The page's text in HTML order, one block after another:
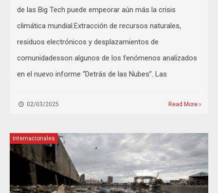
de las Big Tech puede empeorar aún más la crisis
climática mundial.Extracción de recursos naturales,
residuos electrónicos y desplazamientos de
comunidadesson algunos de los fenómenos analizados
en el nuevo informe “Detrás de las Nubes”. Las
02/03/2025 Read More
Internacionales